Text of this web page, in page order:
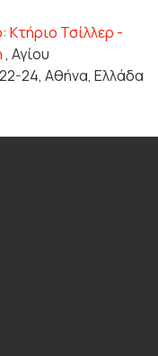
Κτήριο Τσίλλερ -
, Αγίου
24, Αθήνα, Ελλάδα